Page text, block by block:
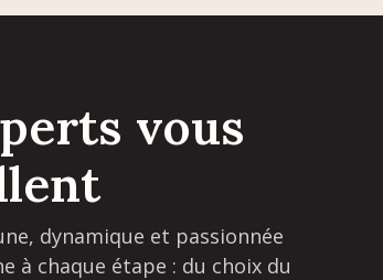
vous
dynamique et passionnée
à chaque étape : du choix du